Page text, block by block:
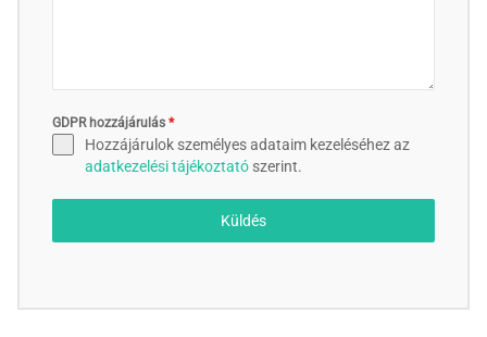
GDPR hozzájárulás*
Hozzájárulok személyes adataim kezeléséhez az
adatkezelési tájékoztató szerint.
Küldés